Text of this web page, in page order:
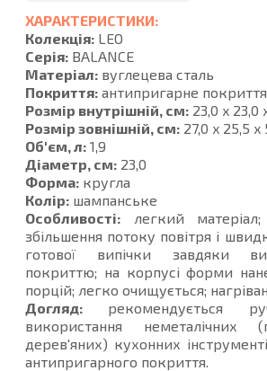
ХАРАКТЕРИСТИКИ:
Колекція: LEO
Серія: BALANCE
Матеріал: вуглецева сталь
Покриття: антипригарне
Розмір внутрішній, см: 23,0 x 23,0
Розмір зовнішній, см: 27,0 x 25,5 x
Об'єм, л: 1,9
Діаметр, см: 23,0
Форма: кругла
Колір: шампанське
Особливості: легкий
збільшення потоку повітря і
готової випічки завдяки
покриттю; на корпусі форми
порцій; легко очищується;
Догляд: рекомендується
використання неметалічних
дерев'яних) кухонних
антипригарного покриття.